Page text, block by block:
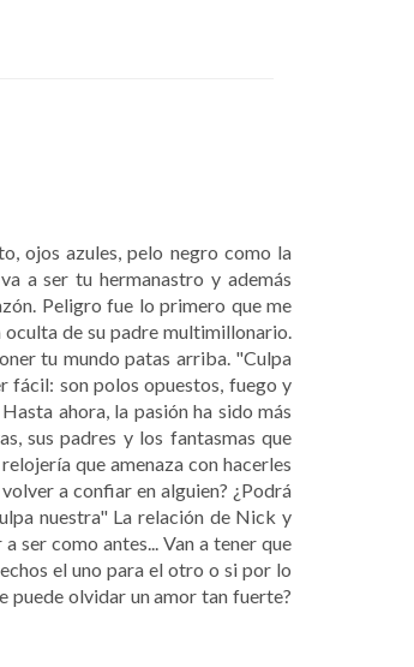
ojos azules, pelo negro como la
a ser tu hermanastro y además
Peligro fue lo primero que me
de su padre multimillonario.
tu mundo patas arriba. "Culpa
fácil: son polos opuestos, fuego y
ahora, la pasión ha sido más
sus padres y los fantasmas que
que amenaza con hacerles
a confiar en alguien? ¿Podrá
nuestra" La relación de Nick y
ser como antes... Van a tener que
el uno para el otro o si por lo
puede olvidar un amor tan fuerte?